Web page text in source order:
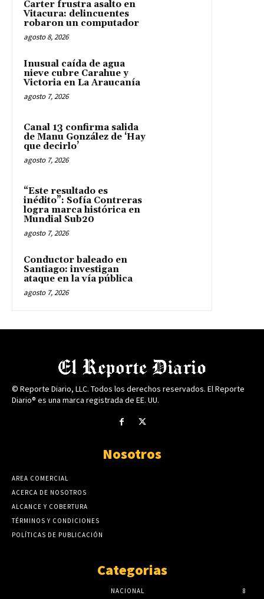
Carter frustra asalto en
Vitacura: delincuentes
robaron un computador
agosto 8, 2026
Inusual caída de agua
nieve cubre Carahue y
Victoria en La Araucanía
agosto 7, 2026
Canal 13 confirma salida
de Manu González de ‘Hay
que decirlo’
agosto 7, 2026
“Este resultado es
inédito”: Sofía Contreras
logra marca histórica en
Mundial Sub20
agosto 7, 2026
Conductor baleado en
Santiago: investigan
ataque en la vía pública
agosto 7, 2026
© Reporte Diario, LLC. Todos los derechos reservados. El Reporte
Diario® es una marca registrada de EE. UU.
Nosotros
AREA COMERCIAL
ACERCA DE NOSOTROS
ALCANCE Y COBERTURA
TÉRMINOS Y CONDICIONES
POLÍTICAS DE PUBLICACIÓN
Categorias
NACIONAL 8